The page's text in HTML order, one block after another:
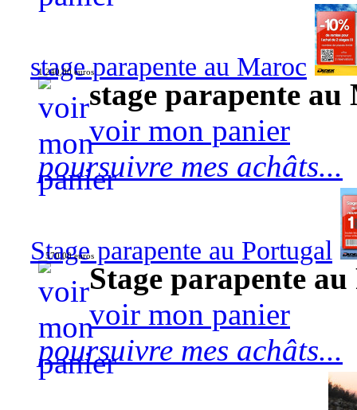
stage parapente au Maroc
1 240,00 euros
stage parapente au
voir mon panier
poursuivre mes achâts...
Stage parapente au Portugal
570,00 euros
Stage parapente
voir mon panier
poursuivre mes achâts...